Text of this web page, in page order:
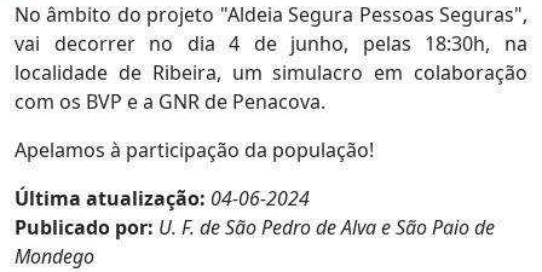
No âmbito do projeto "Aldeia Segura Pessoas Seguras",
vai decorrer no dia 4 de junho, pelas 18:30h, na
localidade de Ribeira, um simulacro em colaboração
com os BVP e a GNR de Penacova.
Apelamos à participação da população!
Última atualização: 04-06-2024
Publicado por: U. F. de São Pedro de Alva e São Paio de
Mondego